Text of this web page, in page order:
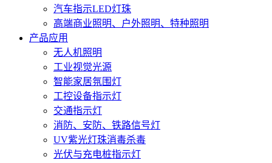
汽车指示LED灯珠
高端商业照明、户外照明、特种照明
产品应用
无人机照明
工业视觉光源
智能家居氛围灯
工控设备指示灯
交通指示灯
消防、安防、铁路信号灯
UV紫光灯珠消毒杀毒
光伏与充电桩指示灯